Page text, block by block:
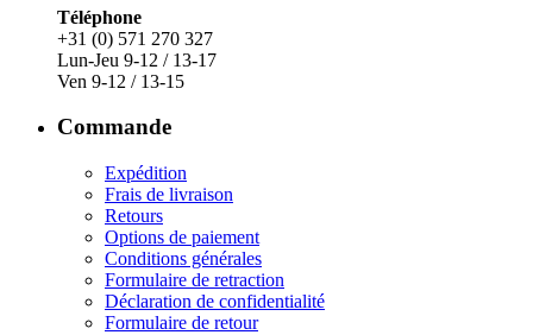
Téléphone
+31 (0) 571 270 327
Lun-Jeu 9-12 / 13-17
Ven 9-12 / 13-15
Commande
Expédition
Frais de livraison
Retours
Options de paiement
Conditions générales
Formulaire de retraction
Déclaration de confidentialité​
Formulaire de retour